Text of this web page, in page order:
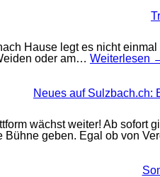
Hause legt es nicht
oder am… Weiterlesen
Neues auf Sulzbach.ch:
wächst weiter! Ab
geben. Egal ob von